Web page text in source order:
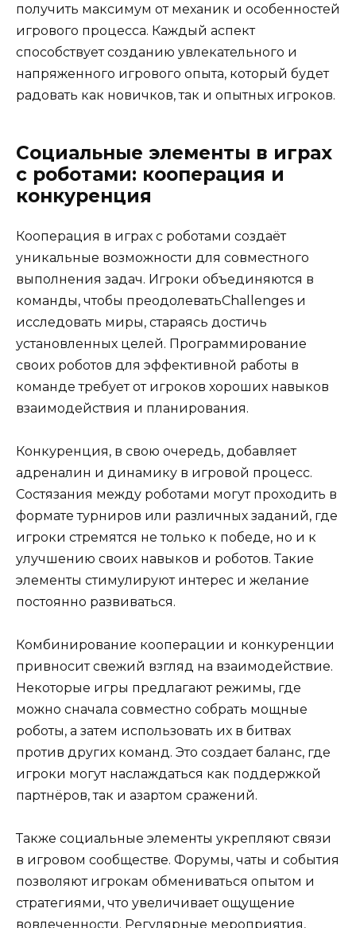
получить максимум от механик и особенностей
игрового процесса. Каждый аспект
способствует созданию увлекательного и
напряженного игрового опыта, который будет
радовать как новичков, так и опытных игроков.
Социальные элементы в играх
с роботами: кооперация и
конкуренция
Кооперация в играх с роботами создаёт
уникальные возможности для совместного
выполнения задач. Игроки объединяются в
команды, чтобы преодолеватьChallenges и
исследовать миры, стараясь достичь
установленных целей. Программирование
своих роботов для эффективной работы в
команде требует от игроков хороших навыков
взаимодействия и планирования.
Конкуренция, в свою очередь, добавляет
адреналин и динамику в игровой процесс.
Состязания между роботами могут проходить в
формате турниров или различных заданий, где
игроки стремятся не только к победе, но и к
улучшению своих навыков и роботов. Такие
элементы стимулируют интерес и желание
постоянно развиваться.
Комбинирование кооперации и конкуренции
привносит свежий взгляд на взаимодействие.
Некоторые игры предлагают режимы, где
можно сначала совместно собрать мощные
роботы, а затем использовать их в битвах
против других команд. Это создает баланс, где
игроки могут наслаждаться как поддержкой
партнёров, так и азартом сражений.
Также социальные элементы укрепляют связи
в игровом сообществе. Форумы, чаты и события
позволяют игрокам обмениваться опытом и
стратегиями, что увеличивает ощущение
вовлеченности. Регулярные мероприятия,